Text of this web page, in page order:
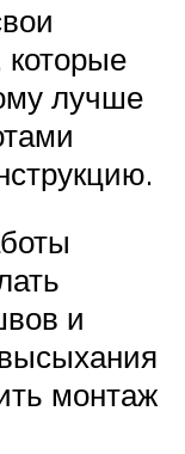
которые
лучше
и
монтаж